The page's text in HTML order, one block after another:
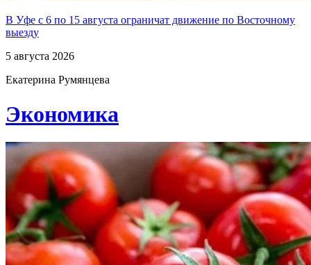
В Уфе с 6 по 15 августа ограничат движение по Восточному
выезду
5 августа 2026
Екатерина Румянцева
Экономика